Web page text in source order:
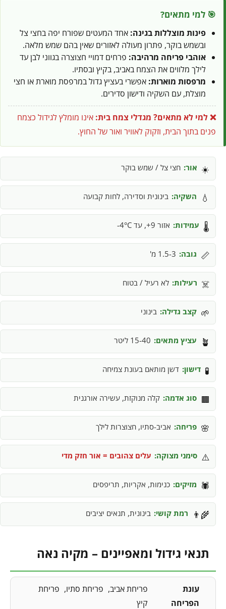
🎯 למי מתאים?
פינות מוצללות בגינה: אחד המעטים שפורח יפה בחצי צל
ובשמש בוקר, פתרון מעולה לאזורים שאין בהם שמש מלאה.
אוהבי פריחה מרהיבה: פרחים דמויי חצוצרה בגווני לבן עד
לילך מלווים את הצמח באביב, בקיץ ובסתיו.
מרפסות מוארות: אפשרי בעציץ גדול במרפסת מוארת או חצי
מוצלת, עם השקיה ודישון סדירים.
❌ למי לא מתאים? מגדלי צמח בית: אינו מומלץ לגידול כצמח
פנים בתוך הבית, וזקוק לאוויר ואור של החוץ.
☀️ אור: חצי צל / שמש בוקר
💧 השקיה: בינונית וסדירה, לחות קבועה
🌡️ עמידות: אזור 9+, עד 4°C-
📏 גובה: 1.5-3 מ'
☠️ רעילות: לא רעיל / בטוח
🌱 קצב גדילה: בינוני
🪴 עציץ מתאים: 15-40 ליטר
🧪 דישון: דשן מותאם בעונת צמיחה
🟫 סוג אדמה: קלה מנוקזת, עשירה אורגנית
🌸 פריחה: אביב-סתיו, חצוצרות לילך
⚠️ סימני מצוקה: עלים צהובים = אור חזק מדי
🕷️ מזיקים: כנימות, אקריות, תריפסים
👨‍🌾 רמת קושי: בינונית, תנאים יציבים
תנאי גידול ומאפיינים – מקיה נאה
עונת
הפריחה
פריחת אביב פריחת סתיו
פריחת
קיץ